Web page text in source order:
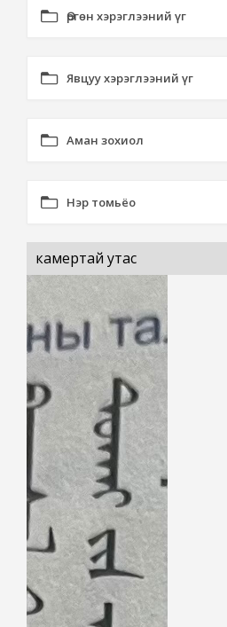
Өргөн хэрэглээний үг
Явцуу хэрэглээний үг
Аман зохиол
Нэр томьёо
камертай утас